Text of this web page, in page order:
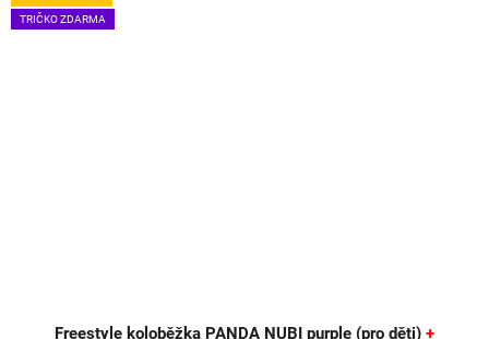
TRIČKO ZDARMA
Freestyle koloběžka PANDA NUBI purple (pro děti) +